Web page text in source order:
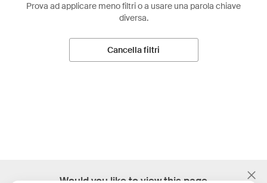
Prova ad applicare meno filtri o a usare una parola chiave
diversa.
Cancella filtri